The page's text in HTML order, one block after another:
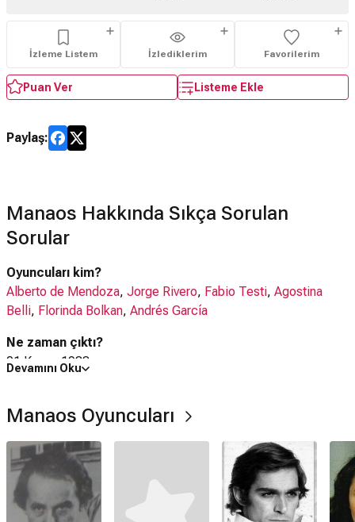
İzleme Listem İzlediklerim Favorilerim
Puan Ver Listeme Ekle
Paylaş:
Manaos Hakkında Sıkça Sorulan
Sorular
Oyuncuları kim?
Alberto de Mendoza, Jorge Rivero, Fabio Testi, Agostina
Belli, Florinda Bolkan, Andrés García
Ne zaman çıktı?
01 Kasım 1983
Manaos filmi Meksika,İspanya İtalya
IMDb puanı kaç?
5.0
Manaos filmi hangi tür?
Dram,Macera
Devamını Oku
Manaos Oyuncuları